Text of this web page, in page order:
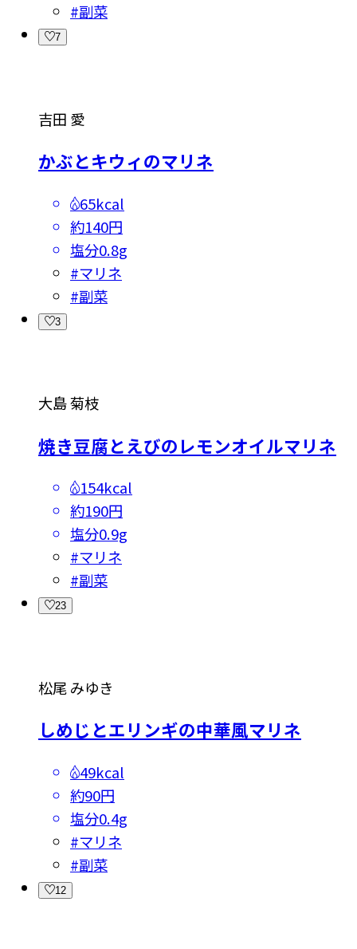
#副菜
7
吉田 愛
かぶとキウィのマリネ
65kcal
約140円
塩分0.8g
#マリネ
#副菜
3
大島 菊枝
焼き豆腐とえびのレモンオイルマリネ
154kcal
約190円
塩分0.9g
#マリネ
#副菜
23
松尾 みゆき
しめじとエリンギの中華風マリネ
49kcal
約90円
塩分0.4g
#マリネ
#副菜
12